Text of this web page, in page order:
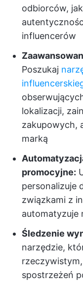
odbiorców,
influencerów
Poszukaj
lokalizacji,
zakupowych,
marką
promocyjne:
personalizuje
związkami z
automatyzuje
Śledzenie
narzędzie,
spostrzeżeń